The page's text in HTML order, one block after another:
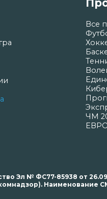
Все
ЧМ
Эл № ФС77-85938 от
Наименование